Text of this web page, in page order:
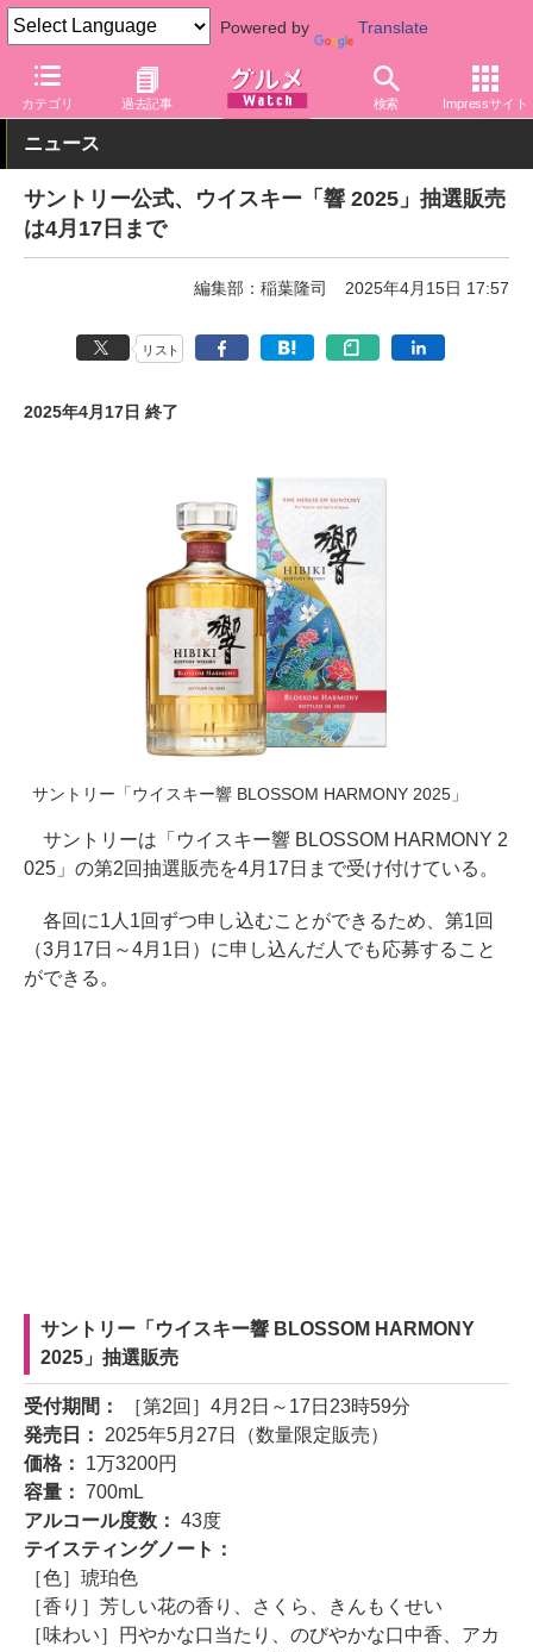
Powered by Translate
カテゴリ 過去記事 検索 Impressサイト
グルメ Watch メーカー 飲料・アルコール サントリー
ニュース
サントリー公式、ウイスキー「響 2025」抽選販売
は4月17日まで
編集部：稲葉隆司 2025年4月15日 17:57
リスト
2025年4月17日 終了
サントリー「ウイスキー響 BLOSSOM HARMONY 2025」
サントリーは「ウイスキー響 BLOSSOM HARMONY 2
025」の第2回抽選販売を4月17日まで受け付けている。
各回に1人1回ずつ申し込むことができるため、第1回
（3月17日～4月1日）に申し込んだ人でも応募すること
ができる。
サントリー「ウイスキー響 BLOSSOM HARMONY
2025」抽選販売
受付期間：
［第2回］4月2日～17日23時59分
発売日： 2025年5月27日（数量限定販売）
価格： 1万3200円
容量： 700mL
アルコール度数： 43度
テイスティングノート：
［色］琥珀色
［香り］芳しい花の香り、さくら、きんもくせい
［味わい］円やかな口当たり、のびやかな口中香、アカ